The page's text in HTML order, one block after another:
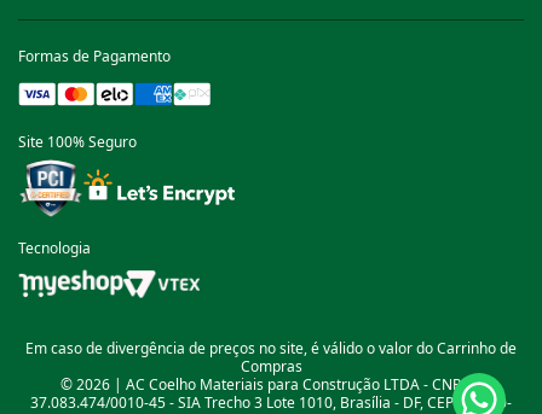
Formas de Pagamento
Site 100% Seguro
Tecnologia
Em caso de divergência de preços no site, é válido o valor do Carrinho de
Compras
© 2026 | AC Coelho Materiais para Construção LTDA - CNPJ nº
37.083.474/0010-45 - SIA Trecho 3 Lote 1010, Brasília - DF, CEP: 71.200-